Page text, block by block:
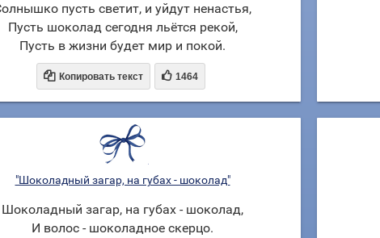
пусть светит, и уйдут ненастья,
Пусть шоколад сегодня льётся рекой,
Пусть в жизни будет мир и покой.
 Копировать текст  1464
"Шоколадный загар, на губах - шоколад"
Шоколадный загар, на губах - шоколад,
И волос - шоколадное скерцо.